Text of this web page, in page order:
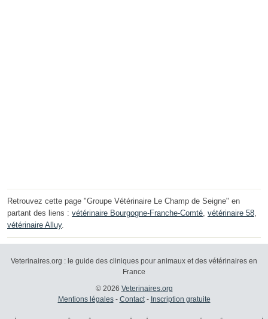
Retrouvez cette page "Groupe Vétérinaire Le Champ de Seigne" en
partant des liens : vétérinaire Bourgogne-Franche-Comté, vétérinaire 58,
vétérinaire Alluy.
Veterinaires.org : le guide des cliniques pour animaux et des vétérinaires en
France
© 2026 Veterinaires.org
Mentions légales- Contact- Inscription gratuite